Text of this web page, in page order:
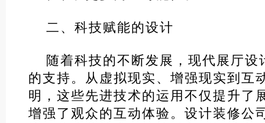
二、科技赋能的设计
随着科技的不断发展，现代展厅设
的支持。从虚拟现实、增强现实到互
明，这些先进技术的运用不仅提升了
增强了观众的互动体验。设计装修公